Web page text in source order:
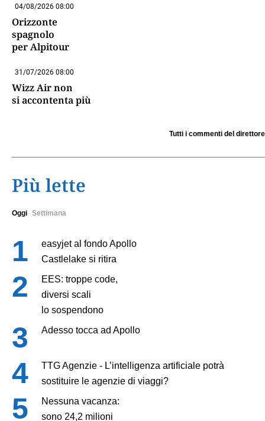
04/08/2026 08:00
Orizzonte
spagnolo
per Alpitour
31/07/2026 08:00
Wizz Air non
si accontenta più
Tutti i commenti del direttore
Più lette
Oggi Settimana
easyjet al fondo Apollo
Castlelake si ritira
EES: troppe code,
diversi scali
lo sospendono
Adesso tocca ad Apollo
TTG Agenzie - L’intelligenza artificiale potrà
sostituire le agenzie di viaggi?
Nessuna vacanza:
sono 24,2 milioni